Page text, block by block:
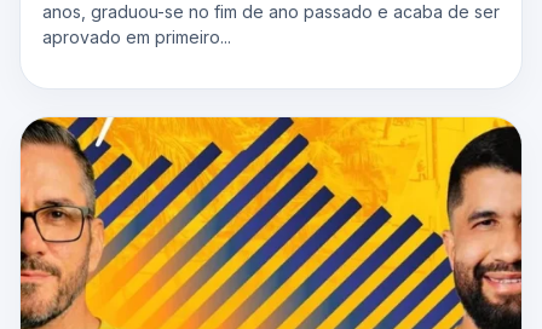
anos, graduou-se no fim de ano passado e acaba de ser
aprovado em primeiro...